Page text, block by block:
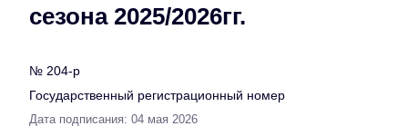
сезона 2025/2026гг.
№ 204-р
Государственный регистрационный номер
Дата подписания: 04 мая 2026